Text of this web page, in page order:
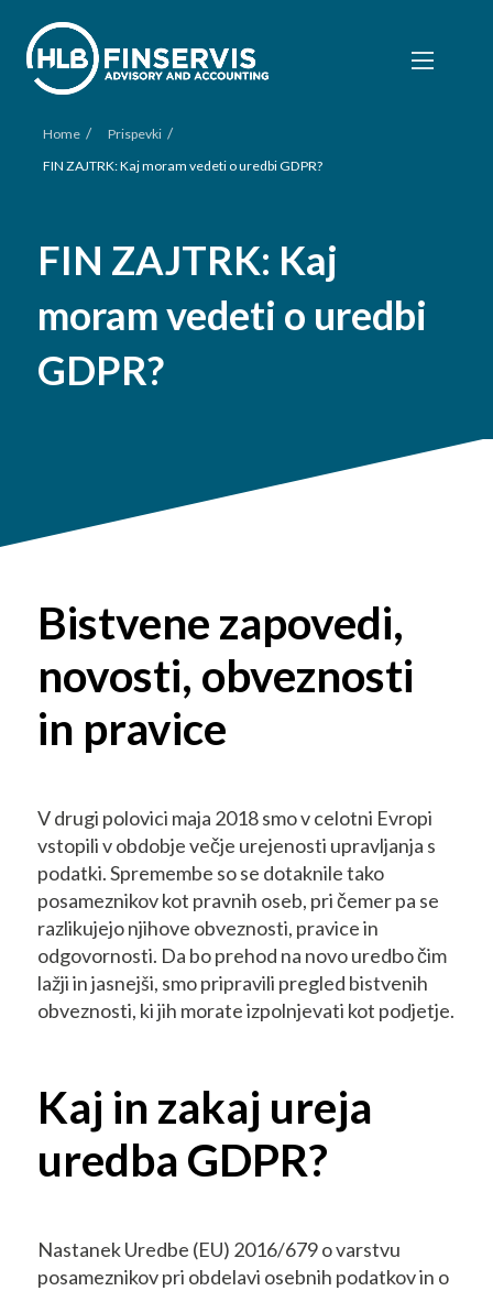
Home / Prispevki /
FIN ZAJTRK: Kaj moram vedeti o uredbi GDPR?
FIN ZAJTRK: Kaj
moram vedeti o uredbi
GDPR?
Bistvene zapovedi,
novosti, obveznosti
in pravice
V drugi polovici maja 2018 smo v celotni Evropi
vstopili v obdobje večje urejenosti upravljanja s
podatki. Spremembe so se dotaknile tako
posameznikov kot pravnih oseb, pri čemer pa se
razlikujejo njihove obveznosti, pravice in
odgovornosti. Da bo prehod na novo uredbo čim
lažji in jasnejši, smo pripravili pregled bistvenih
obveznosti, ki jih morate izpolnjevati kot podjetje.
Kaj in zakaj ureja
uredba GDPR?
Nastanek Uredbe (EU) 2016/679 o varstvu
posameznikov pri obdelavi osebnih podatkov in o